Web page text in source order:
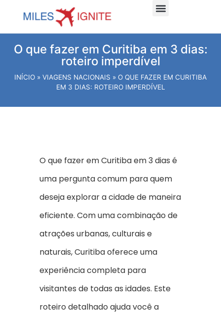
O que fazer em Curitiba em 3 dias:
roteiro imperdível
INÍCIO » VIAGENS NACIONAIS » O QUE FAZER EM CURITIBA
EM 3 DIAS: ROTEIRO IMPERDÍVEL
O que fazer em Curitiba em 3 dias é
uma pergunta comum para quem
deseja explorar a cidade de maneira
eficiente. Com uma combinação de
atrações urbanas, culturais e
naturais, Curitiba oferece uma
experiência completa para
visitantes de todas as idades. Este
roteiro detalhado ajuda você a